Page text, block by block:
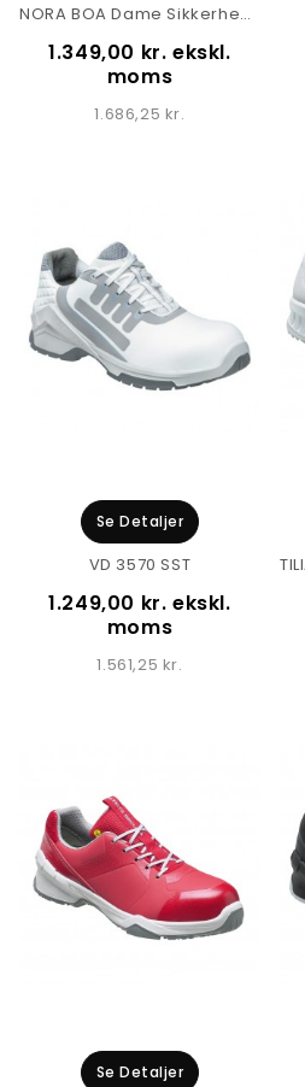
NORA BOA Dame Sikkerhedssko
1.349,00 kr. ekskl.
moms
1.686,25 kr.
Se Detaljer
VD 3570 SST
1.249,00 kr. ekskl.
moms
1.561,25 kr.
Se Detaljer